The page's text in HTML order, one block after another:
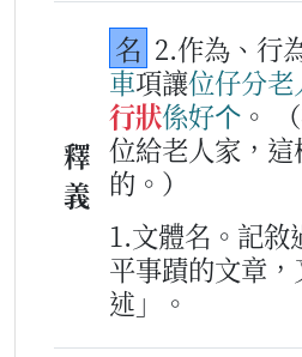
釋
義
名 2.作為、行
車項讓位仔分老
行狀係好个 。
位給老人家，
的。）
1.文體名。記敘
平事蹟的文章
述」。